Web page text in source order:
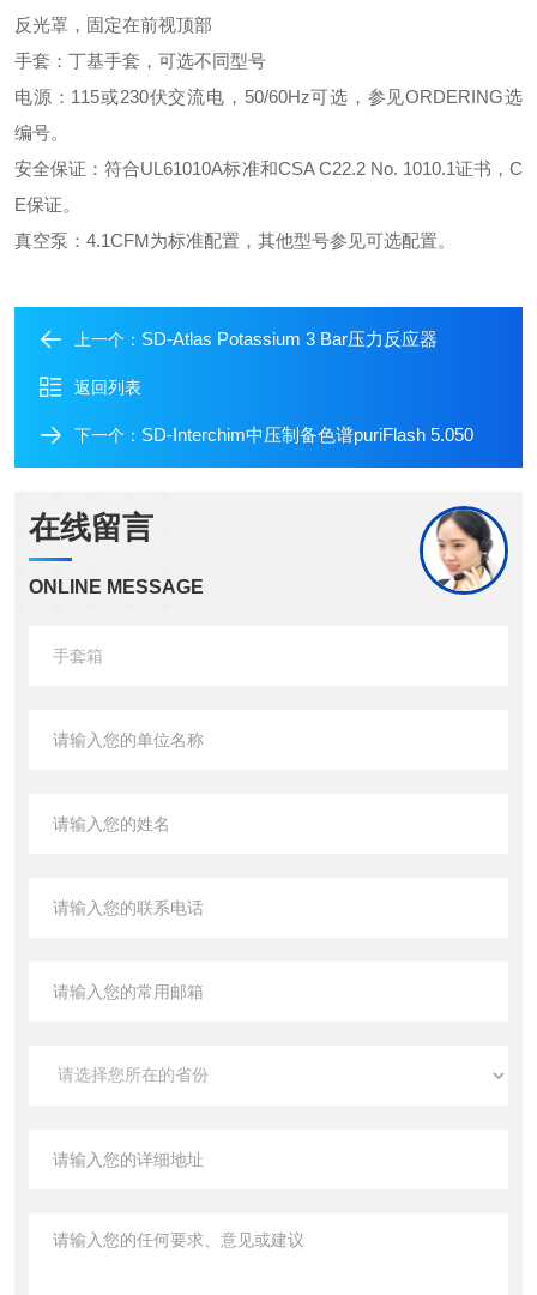
反光罩，固定在前视顶部
手套：丁基手套，可选不同型号
电源：115或230伏交流电，50/60Hz可选，参见ORDERING选
编号。
安全保证：符合UL61010A标准和CSA C22.2 No. 1010.1证书，C
E保证。
真空泵：4.1CFM为标准配置，其他型号参见可选配置。
上一个： SD-Atlas Potassium 3 Bar压力反应器
返回列表
下一个： SD-Interchim中压制备色谱puriFlash 5.050
在线留言
ONLINE MESSAGE